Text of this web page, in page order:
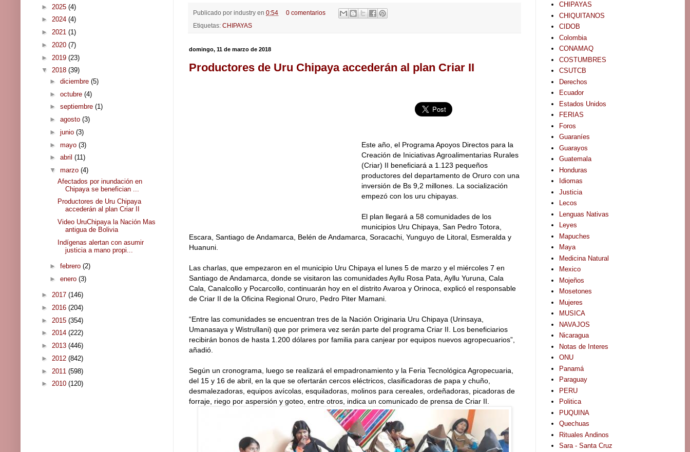
Publicado por industry en 0:54
0 comentarios
Etiquetas: CHIPAYAS
domingo, 11 de marzo de 2018
Productores de Uru Chipaya accederán al plan Criar II
Este año, el Programa Apoyos Directos para la
Creación de Iniciativas Agroalimentarias Rurales
(Criar) II beneficiará a 1.123 pequeños
productores del departamento de Oruro con una
inversión de Bs 9,2 millones. La socialización
empezó con los uru chipayas.
El plan llegará a 58 comunidades de los
municipios Uru Chipaya, San Pedro Totora,
Escara, Santiago de Andamarca, Belén de Andamarca, Soracachi, Yunguyo de Litoral, Esmeralda y
Huanuni.
Las charlas, que empezaron en el municipio Uru Chipaya el lunes 5 de marzo y el miércoles 7 en
Santiago de Andamarca, donde se visitaron las comunidades Ayllu Rosa Pata, Ayllu Yuruna, Cala
Cala, Canalcollo y Pocarcollo, continuarán hoy en el distrito Avaroa y Orinoca, explicó el responsable
de Criar II de la Oficina Regional Oruro, Pedro Piter Mamani.
“Entre las comunidades se encuentran tres de la Nación Originaria Uru Chipaya (Urinsaya,
Umanasaya y Wistrullani) que por primera vez serán parte del programa Criar II. Los beneficiarios
recibirán bonos de hasta 1.200 dólares por familia para canjear por equipos nuevos agropecuarios”,
añadió.
Según un cronograma, luego se realizará el empadronamiento y la Feria Tecnológica Agropecuaria,
del 15 y 16 de abril, en la que se ofertarán cercos eléctricos, clasificadoras de papa y chuño,
desmalezadoras, equipos avícolas, esquiladoras, molinos para cereales, ordeñadoras, picadoras de
forraje, riego por aspersión y goteo, entre otros, indica un comunicado de prensa de Criar II.
► 2025 (4)
► 2024 (4)
► 2021 (1)
► 2020 (7)
► 2019 (23)
▼ 2018 (39)
► diciembre (5)
► octubre (4)
► septiembre (1)
► agosto (3)
► junio (3)
► mayo (3)
► abril (11)
▼ marzo (4)
Afectados por inundación en
Chipaya se benefician ...
Productores de Uru Chipaya
accederán al plan Criar II
Video UruChipaya la Nación Mas
antigua de Bolivia
Indígenas alertan con asumir
justicia a mano propi...
► febrero (2)
► enero (3)
► 2017 (146)
► 2016 (204)
► 2015 (354)
► 2014 (222)
► 2013 (446)
► 2012 (842)
► 2011 (598)
► 2010 (120)
CHIPAYAS
CHIQUITANOS
CIDOB
Colombia
CONAMAQ
COSTUMBRES
CSUTCB
Derechos
Ecuador
Estados Unidos
FERIAS
Foros
Guaraníes
Guarayos
Guatemala
Honduras
Idiomas
Justicia
Lecos
Lenguas Nativas
Leyes
Mapuches
Maya
Medicina Natural
Mexico
Mojeños
Mosetones
Mujeres
MUSICA
NAVAJOS
Nicaragua
Notas de Interes
ONU
Panamá
Paraguay
PERU
Politica
PUQUINA
Quechuas
Rituales Andinos
Sara - Santa Cruz